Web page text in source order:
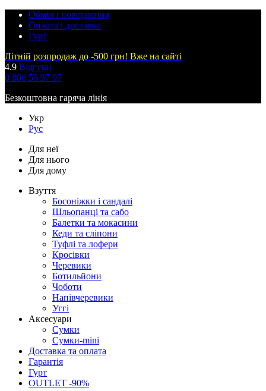
Обмін і повернення
Оплата і доставка
Гурт
Літній розпродаж до -500 грн! Вже на сайті
4.9 Відгуки
0 800 50 97 97
Безкоштовна гаряча лінія
Укр
Рус
Для неї
Для нього
Для дому
Взуття
Босоніжки і сандалі
Шльопанці та сабо
Балетки та мокасини
Кеди та сліпони
Туфлі та лофери
Кросівки
Черевики
Ботильйони
Чоботи
Напівчеревики
Уггі
Аксесуари
Сумки
Сумки-mini
Доставка та оплата
Гарантія
Гурт
OUTLET -90%